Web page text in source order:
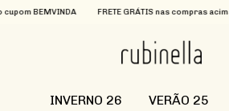
FRETE GRÁTIS nas compras acima de R$699
INVERNO 26 VERÃO 25